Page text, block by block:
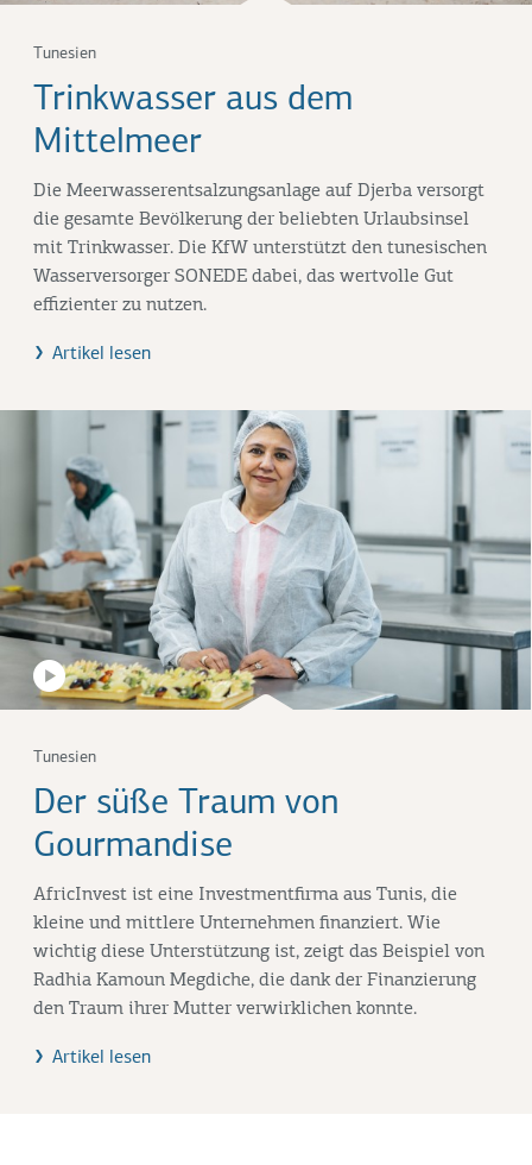
Tunesien
Trinkwasser aus dem
Mittelmeer
Die Meerwasserentsalzungsanlage auf Djerba versorgt
die gesamte Bevölkerung der beliebten Urlaubsinsel
mit Trinkwasser. Die KfW unterstützt den tunesischen
Wasserversorger SONEDE dabei, das wertvolle Gut
effizienter zu nutzen.
Artikel lesen
Tunesien
Der süße Traum von
Gourmandise
AfricInvest ist eine Investmentfirma aus Tunis, die
kleine und mittlere Unternehmen finanziert. Wie
wichtig diese Unterstützung ist, zeigt das Beispiel von
Radhia Kamoun Megdiche, die dank der Finanzierung
den Traum ihrer Mutter verwirklichen konnte.
Artikel lesen